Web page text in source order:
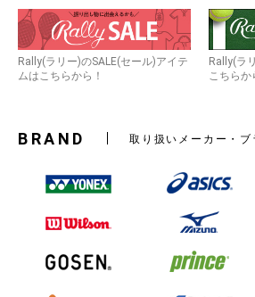
Rally(ラリー)のSALE(セール)アイテ
ムはこちらから！
Rally(ラ
こちらか
BRAND 取り扱いメーカー・ブ